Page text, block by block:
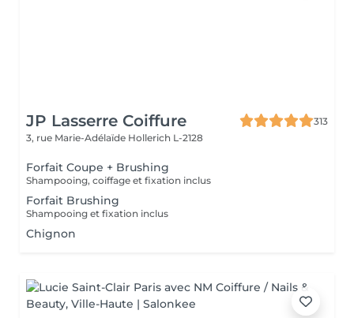
JP Lasserre Coiffure
313
3, rue Marie-Adélaïde Hollerich L-2128
Forfait Coupe + Brushing
Shampooing, coiffage et fixation inclus
Forfait Brushing
Shampooing et fixation inclus
Chignon